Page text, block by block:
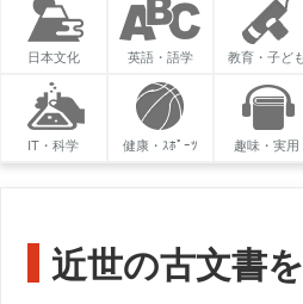
日本文化 英語・語学 教育・子ど
IT・科学 健康・ｽﾎﾟｰﾂ 趣味・実用
近世の古文書